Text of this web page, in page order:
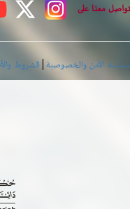
معنا على
الأمن والخصوصية|الشروط